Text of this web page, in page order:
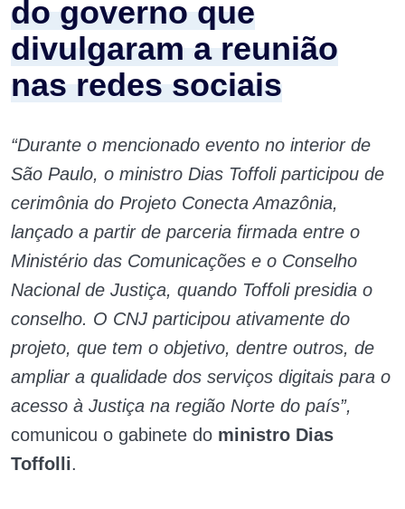
do governo que
divulgaram a reunião
nas redes sociais
“Durante o mencionado evento no interior de
São Paulo, o ministro Dias Toffoli participou de
cerimônia do Projeto Conecta Amazônia,
lançado a partir de parceria firmada entre o
Ministério das Comunicações e o Conselho
Nacional de Justiça, quando Toffoli presidia o
conselho. O CNJ participou ativamente do
projeto, que tem o objetivo, dentre outros, de
ampliar a qualidade dos serviços digitais para o
acesso à Justiça na região Norte do país”,
comunicou o gabinete do ministro Dias
Toffolli.